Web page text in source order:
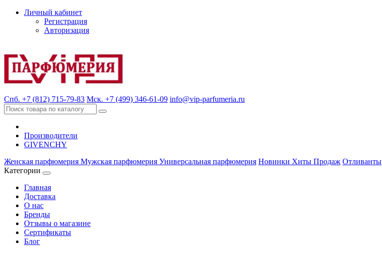
Личный кабинет
Регистрация
Авторизация
Спб. +7 (812) 715-79-83 Мск. +7 (499) 346-61-09 info@vip-parfumeria.ru
Производители
GIVENCHY
Женская парфюмерия Мужская парфюмерия Универсальная парфюмерия Новинки Хиты Продаж Отливанты
Категории
Главная
Доставка
О нас
Бренды
Отзывы о магазине
Сертификаты
Блог